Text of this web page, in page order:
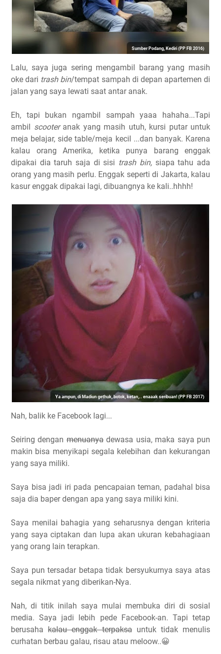
Sumber Podang, Kediri (PP FB 2016)
Lalu, saya juga sering mengambil barang yang masih
oke dari trash bin/tempat sampah di depan apartemen di
jalan yang saya lewati saat antar anak.
Eh, tapi bukan ngambil sampah yaaa hahaha...Tapi
ambil scooteranak yang masih utuh, kursi putar untuk
meja belajar, side table/meja kecil ...dan banyak. Karena
kalau orang Amerika, ketika punya barang enggak
dipakai dia taruh saja di sisi trash bin,siapa tahu ada
orang yang masih perlu. Enggak seperti di Jakarta, kalau
kasur enggak dipakai lagi, dibuangnya ke kali..hhhh!
Ya ampun, di Madiun gethuk, botok, ketan,.. enaaak seribuan! (PP FB 2017)
Nah, balik ke Facebook lagi...
Seiring dengan menuanyadewasa usia, maka saya pun
makin bisa menyikapi segala kelebihan dan kekurangan
yang saya miliki.
Saya bisa jadi iri pada pencapaian teman, padahal bisa
saja dia baper dengan apa yang saya miliki kini.
Saya menilai bahagia yang seharusnya dengan kriteria
yang saya ciptakan dan lupa akan ukuran kebahagiaan
yang orang lain terapkan.
Saya pun tersadar betapa tidak bersyukurnya saya atas
segala nikmat yang diberikan-Nya.
Nah, di titik inilah saya mulai membuka diri di sosial
media. Saya jadi lebih pede Facebook-an. Tapi tetap
berusahakalau enggak terpaksauntuk tidak menulis
curhatan berbau galau, risau atau meloow..😀